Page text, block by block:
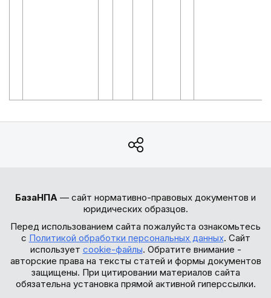
БазаНПА — сайт нормативно-правовых документов и
юридических образцов.
Перед использованием сайта пожалуйста ознакомьтесь
с Политикой обработки персональных данных. Сайт
использует cookie-файлы. Обратите внимание -
авторские права на тексты статей и формы документов
защищены. При цитировании материалов сайта
обязательна установка прямой активной гиперссылки.